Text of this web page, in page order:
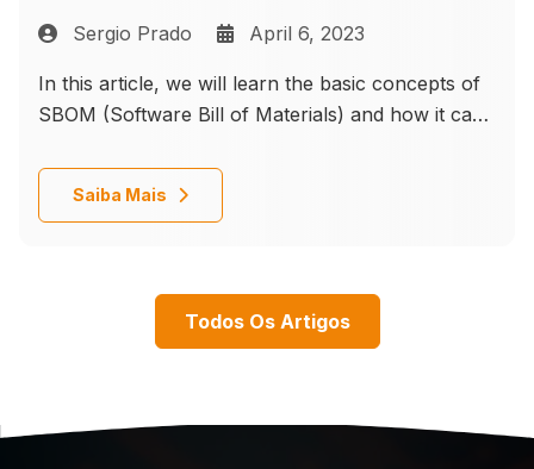
Sergio Prado April 6, 2023
In this article, we will learn the basic concepts of
SBOM (Software Bill of Materials) and how it can
with the Yocto Project.
Saiba Mais Details
Todos Os Artigos